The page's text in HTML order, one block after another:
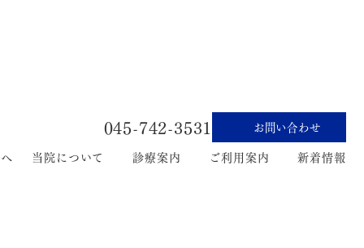
045-742-3531 お問い合わせ
当院について 診療案内 ご利用案内 新着情報